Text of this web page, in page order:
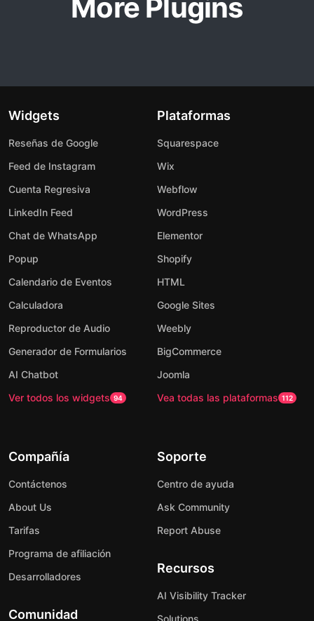
More Plugins
Widgets
Reseñas de Google
Feed de Instagram
Cuenta Regresiva
LinkedIn Feed
Chat de WhatsApp
Popup
Calendario de Eventos
Calculadora
Reproductor de Audio
Generador de Formularios
AI Chatbot
Ver todos los widgets 94
Plataformas
Squarespace
Wix
Webflow
WordPress
Elementor
Shopify
HTML
Google Sites
Weebly
BigCommerce
Joomla
Vea todas las plataformas 112
Compañía
Contáctenos
About Us
Tarifas
Programa de afiliación
Desarrolladores
Comunidad
Soporte
Centro de ayuda
Ask Community
Report Abuse
Recursos
AI Visibility Tracker